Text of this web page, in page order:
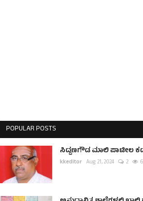
POPULAR POSTS
ಸಿದ್ದಣಗೌಡ ಮಾಲಿ ಪಾಟೀಲ
kkeditor Aug 21, 2024 2